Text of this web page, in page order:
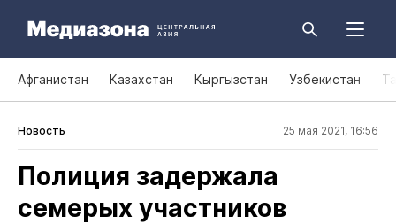
Афганистан Казахстан Кыргызстан Узбекистан
Новость 25 мая 2021, 16:56
Полиция задержала
семерых участников